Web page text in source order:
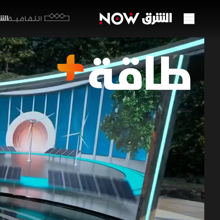
الثقافية
08 مايو 2026
طاقة+
تواصل
المنطقة،
نمو
تحالف
برامج اقتصاد